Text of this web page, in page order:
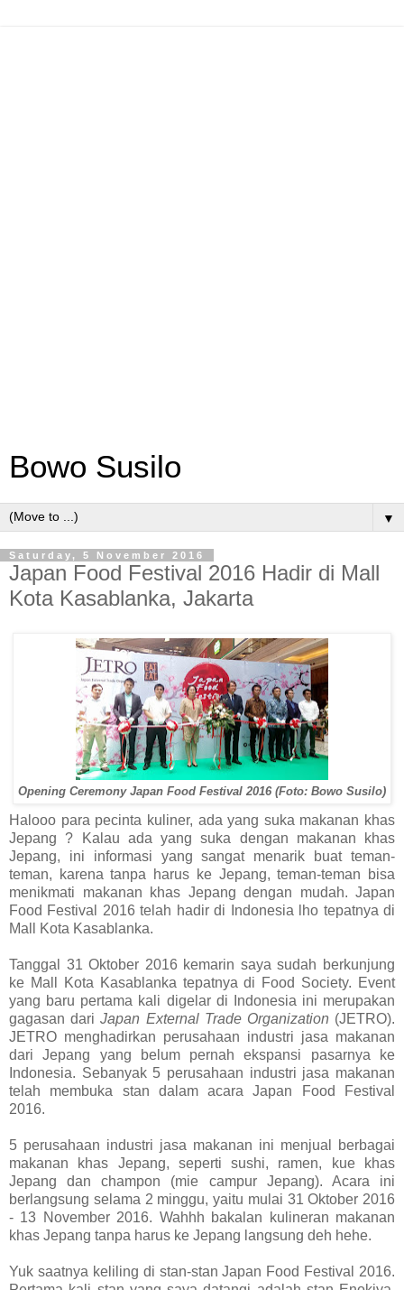
Bowo Susilo
▼
Saturday, 5 November 2016
Japan Food Festival 2016 Hadir di Mall
Kota Kasablanka, Jakarta
Opening Ceremony Japan Food Festival 2016 (Foto: Bowo Susilo)
Halooo para pecinta kuliner, ada yang suka makanan khas
Jepang ? Kalau ada yang suka dengan makanan khas
Jepang, ini informasi yang sangat menarik buat teman-
teman, karena tanpa harus ke Jepang, teman-teman bisa
menikmati makanan khas Jepang dengan mudah. Japan
Food Festival 2016 telah hadir di Indonesia lho tepatnya di
Mall Kota Kasablanka.
Tanggal 31 Oktober 2016 kemarin saya sudah berkunjung
ke Mall Kota Kasablanka tepatnya di Food Society. Event
yang baru pertama kali digelar di Indonesia ini merupakan
gagasan dariJapan External Trade Organization (JETRO).
JETRO menghadirkan perusahaan industri jasa makanan
dari Jepang yang belum pernah ekspansi pasarnya ke
Indonesia. Sebanyak 5 perusahaan industri jasa makanan
telah membuka stan dalam acara Japan Food Festival
2016.
5 perusahaan industri jasa makanan ini menjual berbagai
makanan khas Jepang, seperti sushi, ramen, kue khas
Jepang dan champon (mie campur Jepang). Acara ini
berlangsung selama 2 minggu, yaitu mulai 31 Oktober 2016
- 13 November 2016. Wahhh bakalan kulineran makanan
khas Jepang tanpa harus ke Jepang langsung deh hehe.
Yuk saatnya keliling di stan-stan Japan Food Festival 2016.